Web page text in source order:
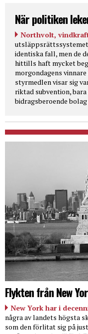
När politiken
Northvolt,
identiska fall, men de
hittills haft mycket
morgondagens
styrmedlen visar sig
riktad subvention,
bidragsberoende
Flykten från New
New York har i
några av landets högsta
som den förlitat sig på